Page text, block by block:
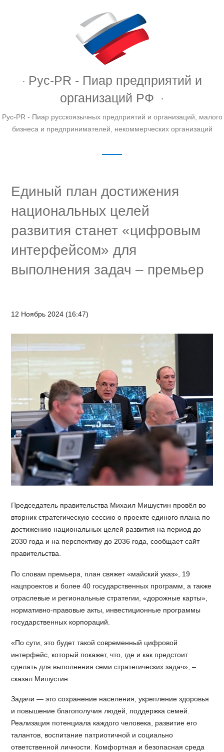
Рус-PR - Пиар предприятий и
организаций РФ
Рус-PR - Пиар русскоязычных предприятий и организаций, малого
бизнеса и предпринимателей, некоммерческих организаций
Единый план достижения
национальных целей
развития станет «цифровым
интерфейсом» для
выполнения задач – премьер
12 Ноябрь 2024 (16:47)
Председатель правительства Михаил Мишустин провёл во
вторник стратегическую сессию о проекте единого плана по
достижению национальных целей развития на период до
2030 года и на перспективу до 2036 года, сообщает сайт
правительства.
По словам премьера, план свяжет «майский указ», 19
нацпроектов и более 40 государственных программ, а также
отраслевые и региональные стратегии, «дорожные карты»,
нормативно-правовые акты, инвестиционные программы
государственных корпораций.
«По сути, это будет такой современный цифровой
интерфейс, который покажет, что, где и как предстоит
сделать для выполнения семи стратегических задач», –
сказал Мишустин.
Задачи — это сохранение населения, укрепление здоровья
и повышение благополучия людей, поддержка семей.
Реализация потенциала каждого человека, развитие его
талантов, воспитание патриотичной и социально
ответственной личности. Комфортная и безопасная среда